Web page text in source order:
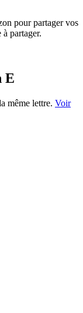
pour partager vos
partager.
E
même lettre. Voir